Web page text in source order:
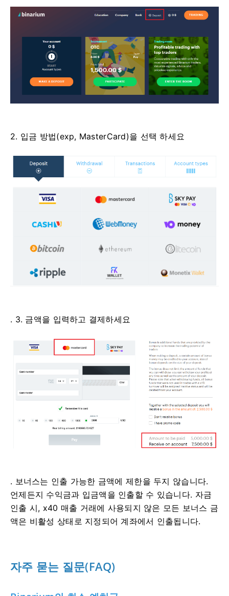
2. 입금 방법(exp, MasterCard)을 선택 하세요
. 3. 금액을 입력하고 결제하세요
. 보너스는 인출 가능한 금액에 제한을 두지 않습니다.
언제든지 수익금과 입금액을 인출할 수 있습니다. 자금
인출 시, x40 매출 거래에 사용되지 않은 모든 보너스 금
액은 비활성 상태로 지정되어 계좌에서 인출됩니다.
자주 묻는 질문(FAQ)